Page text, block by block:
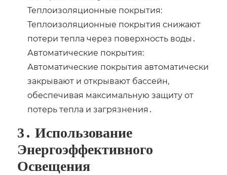
Теплоизоляционные покрытия:
Теплоизоляционные покрытия снижают
потери тепла через поверхность воды․
Автоматические покрытия:
Автоматические покрытия автоматически
закрывают и открывают бассейн‚
обеспечивая максимальную защиту от
потерь тепла и загрязнения․
3․ Использование
Энергоэффективного
Освещения